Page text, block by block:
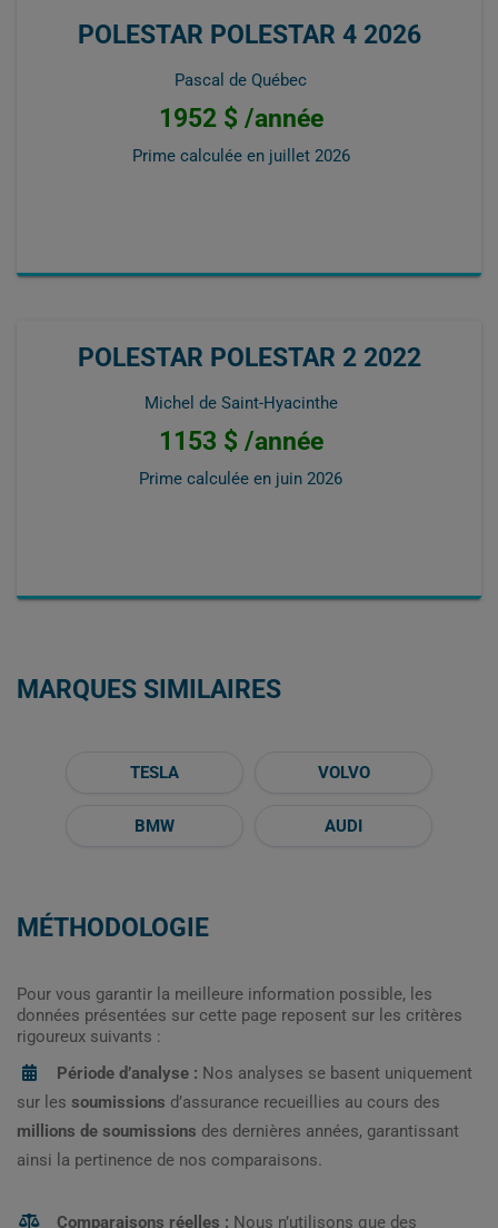
POLESTAR POLESTAR 4 2026
Pascal de Québec
1952 $ /année
Prime calculée en juillet 2026
POLESTAR POLESTAR 2 2022
Michel de Saint-Hyacinthe
1153 $ /année
Prime calculée en juin 2026
MARQUES SIMILAIRES
TESLA VOLVO
BMW AUDI
MÉTHODOLOGIE
Pour vous garantir la meilleure information possible, les
données présentées sur cette page reposent sur les critères
rigoureux suivants :
Période d’analyse : Nos analyses se basent uniquement
sur les soumissions d’assurance recueillies au cours des
millions de soumissions des dernières années, garantissant
ainsi la pertinence de nos comparaisons.
Comparaisons réelles : Nous n’utilisons que des